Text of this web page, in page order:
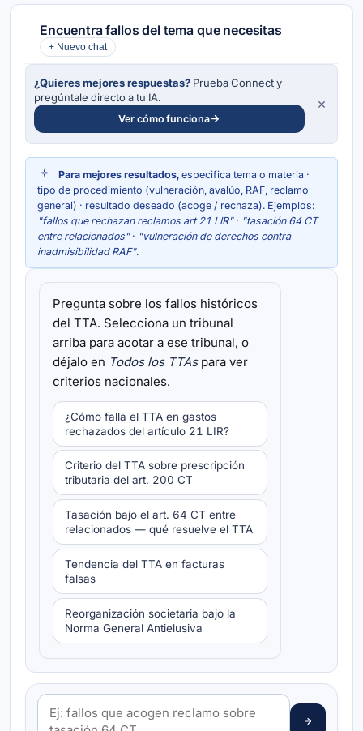
Encuentra fallos del tema que necesitas
+ Nuevo chat
¿Quieres mejores respuestas? Prueba Connect y
pregúntale directo a tu IA.
Ver cómo funciona
×
Para mejores resultados, especifica tema o materia ·
tipo de procedimiento (vulneración, avalúo, RAF, reclamo
general) · resultado deseado (acoge / rechaza). Ejemplos:
"fallos que rechazan reclamos art 21 LIR"· "tasación 64 CT
entre relacionados"· "vulneración de derechos contra
inadmisibilidad RAF".
Pregunta sobre los fallos históricos
del TTA. Selecciona un tribunal
arriba para acotar a ese tribunal, o
déjalo en Todos los TTAspara ver
criterios nacionales.
¿Cómo falla el TTA en gastos
rechazados del artículo 21 LIR?
Criterio del TTA sobre prescripción
tributaria del art. 200 CT
Tasación bajo el art. 64 CT entre
relacionados — qué resuelve el TTA
Tendencia del TTA en facturas
falsas
Reorganización societaria bajo la
Norma General Antielusiva